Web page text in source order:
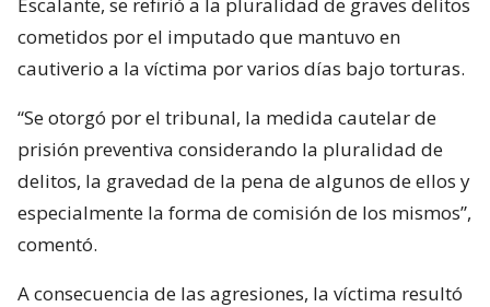
cometidos por el imputado que mantuvo en
cautiverio a la víctima por varios días bajo torturas.
“Se otorgó por el tribunal, la medida cautelar de
prisión preventiva considerando la pluralidad de
delitos, la gravedad de la pena de algunos de ellos y
especialmente la forma de comisión de los mismos”,
comentó.
A consecuencia de las agresiones, la víctima resultó